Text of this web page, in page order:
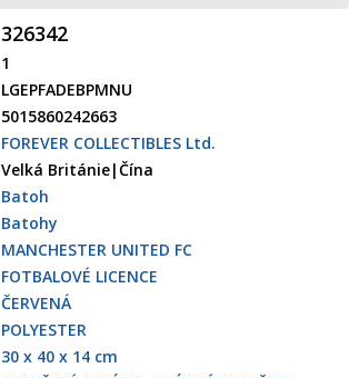
326342
1
LGEPFADEBPMNU
5015860242663
FOREVER COLLECTIBLES Ltd.
Velká Británie|Čína
Batoh
Batohy
MANCHESTER UNITED FC
FOTBALOVÉ LICENCE
ČERVENÁ
POLYESTER
30 x 40 x 14 cm